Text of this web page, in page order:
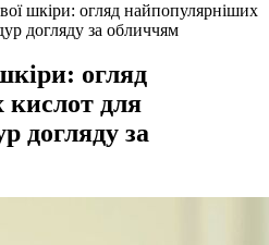
шкіри: огляд найпопулярніших
догляду за обличчям
огляд
для
догляду за